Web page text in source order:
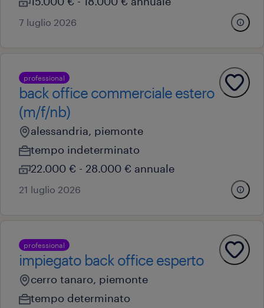
7 luglio 2026
professional
back office commerciale estero
(m/f/nb)
alessandria, piemonte
tempo indeterminato
22.000 € - 28.000 € annuale
21 luglio 2026
professional
impiegato back office esperto
cerro tanaro, piemonte
tempo determinato